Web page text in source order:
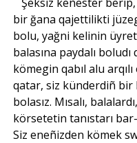
bir ğana qajettilikti
bolu, yağni kelinin
balasına paydalı
kömegin qabıl alu
qatar, siz künderdiñ bir
bolasız. Mısalı,
körsetetin tanıstarı
Siz eneñizden kömek